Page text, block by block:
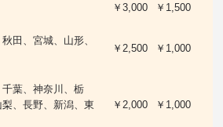
￥3,000 ￥1,500
田、宮城、山形、
￥2,500 ￥1,000
葉、神奈川、栃
、長野、新潟、東
￥2,000 ￥1,000